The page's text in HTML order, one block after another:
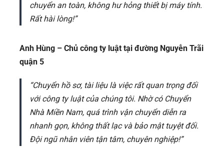
chuyển an toàn, không hư hỏng thiết bị máy tính.
Rất hài lòng!”
Anh Hùng – Chủ công ty luật tại đường Nguyễn Trãi
quận 5
“Chuyển hồ sơ, tài liệu là việc rất quan trọng đối
với công ty luật của chúng tôi. Nhờ có Chuyển
Nhà Miền Nam, quá trình vận chuyển diễn ra
nhanh gọn, không thất lạc và bảo mật tuyệt đối.
Đội ngũ nhân viên tận tâm, chuyên nghiệp!”